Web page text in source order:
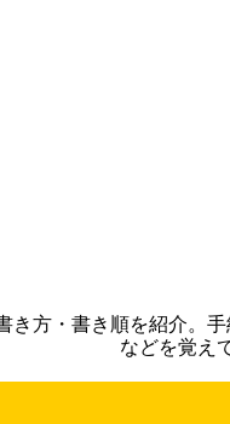
き方・書き順を紹介。
などを覚え